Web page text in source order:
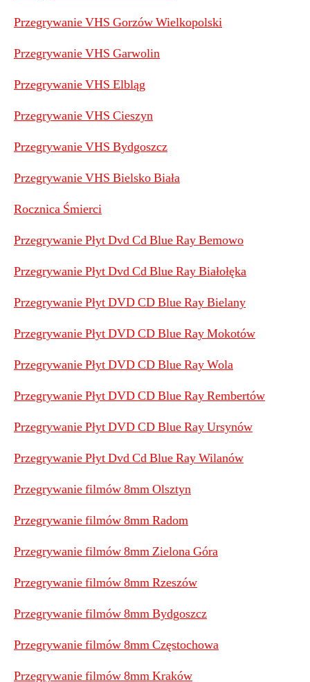
Przegrywanie VHS Gorzów Wielkopolski
Przegrywanie VHS Garwolin
Przegrywanie VHS Elbląg
Przegrywanie VHS Cieszyn
Przegrywanie VHS Bydgoszcz
Przegrywanie VHS Bielsko Biała
Rocznica Śmierci
Przegrywanie Płyt Dvd Cd Blue Ray Bemowo
Przegrywanie Płyt Dvd Cd Blue Ray Białołęka
Przegrywanie Płyt DVD CD Blue Ray Bielany
Przegrywanie Płyt DVD CD Blue Ray Mokotów
Przegrywanie Płyt DVD CD Blue Ray Wola
Przegrywanie Płyt DVD CD Blue Ray Rembertów
Przegrywanie Płyt DVD CD Blue Ray Ursynów
Przegrywanie Płyt Dvd Cd Blue Ray Wilanów
Przegrywanie filmów 8mm Olsztyn
Przegrywanie filmów 8mm Radom
Przegrywanie filmów 8mm Zielona Góra
Przegrywanie filmów 8mm Rzeszów
Przegrywanie filmów 8mm Bydgoszcz
Przegrywanie filmów 8mm Częstochowa
Przegrywanie filmów 8mm Kraków